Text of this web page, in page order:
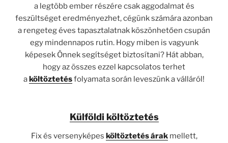
a legtöbb ember részére csak aggodalmat és
feszültséget eredményezhet, cégünk számára azonban
a rengeteg éves tapasztalatnak köszönhetően csupán
egy mindennapos rutin. Hogy miben is vagyunk
képesek Önnek segítséget biztosítani? Hát abban,
hogy az összes ezzel kapcsolatos terhet
aköltöztetésfolyamata során leveszünk a válláról!
Külföldi költöztetés
Fix és versenyképes költöztetés árakmellett,